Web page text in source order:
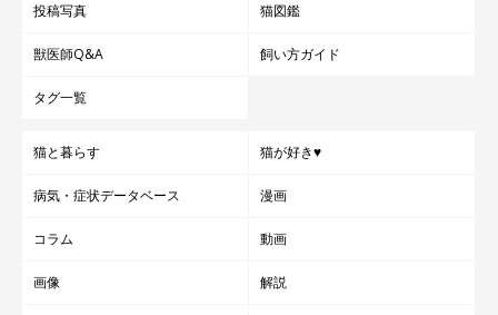
投稿写真 猫図鑑
獣医師Q&A 飼い方ガイド
タグ一覧
猫と暮らす 猫が好き♥
病気・症状データベース 漫画
コラム 動画
画像 解説